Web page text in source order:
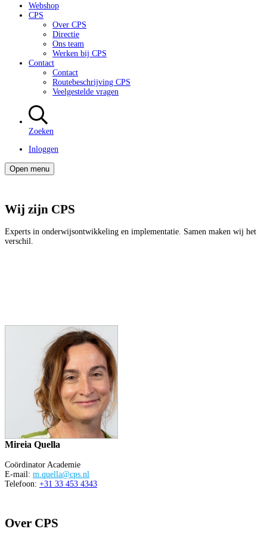
Webshop
CPS
Over CPS
Directie
Ons team
Werken bij CPS
Contact
Contact
Routebeschrijving CPS
Veelgestelde vragen
Zoeken
Inloggen
Open menu
Wij zijn CPS
Experts in onderwijsontwikkeling en implementatie. Samen maken wij het
verschil.
Mireia Quella
Coördinator Academie
E-mail: m.quella@cps.nl
Telefoon: +31 33 453 4343
Over CPS